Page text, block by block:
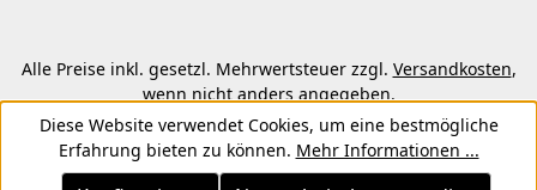
Alle Preise inkl. gesetzl. Mehrwertsteuer zzgl. Versandkosten,
wenn nicht anders angegeben.
© 2026 Copyright © Kwon KG. Alle Rechte vorbehalten.
Diese Website verwendet Cookies, um eine bestmögliche
Erfahrung bieten zu können. Mehr Informationen ...